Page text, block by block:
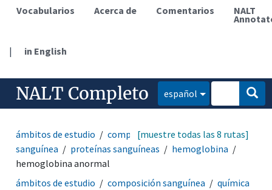
Vocabularios Acerca de Comentarios NALT
| in English
NALT Completo español
ámbitos de estudio composición sanguínea
química
sanguínea
proteínas sanguíneas
hemoglobina
hemoglobina anormal
[muestre todas las 8 rutas]
ámbitos de estudio composición sanguínea
química